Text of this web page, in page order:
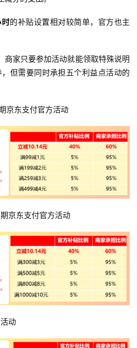
的补贴设置相对较简单，官方也主
商家只要参加活动就能领取特殊说明
但需要同时承担五个利益点活动的
京东支付官方活动
京东支付官方活动
动